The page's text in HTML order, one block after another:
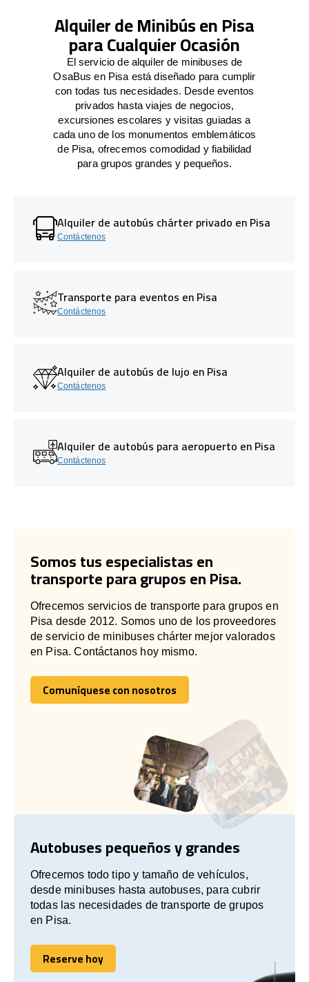
Alquiler de Minibús en Pisa
para Cualquier Ocasión
El servicio de alquiler de minibuses de
OsaBus en Pisa está diseñado para cumplir
con todas tus necesidades. Desde eventos
privados hasta viajes de negocios,
excursiones escolares y visitas guiadas a
cada uno de los monumentos emblemáticos
de Pisa, ofrecemos comodidad y fiabilidad
para grupos grandes y pequeños.
Alquiler de autobús chárter privado en Pisa
Contáctenos
Transporte para eventos en Pisa
Contáctenos
Alquiler de autobús de lujo en Pisa
Contáctenos
Alquiler de autobús para aeropuerto en Pisa
Contáctenos
Somos tus especialistas en
transporte para grupos en Pisa.
Ofrecemos servicios de transporte para grupos en
Pisa desde 2012. Somos uno de los proveedores
de servicio de minibuses chárter mejor valorados
en Pisa. Contáctanos hoy mismo.
Comuníquese con nosotros
Comuníquese con nosotros
Autobuses pequeños y grandes
Ofrecemos todo tipo y tamaño de vehículos,
desde minibuses hasta autobuses, para cubrir
todas las necesidades de transporte de grupos
en Pisa.
Reserve hoy
Reserve hoy